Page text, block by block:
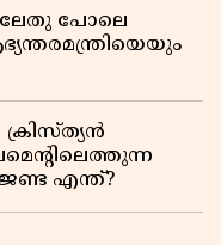
പോലെ
എന്ത്?